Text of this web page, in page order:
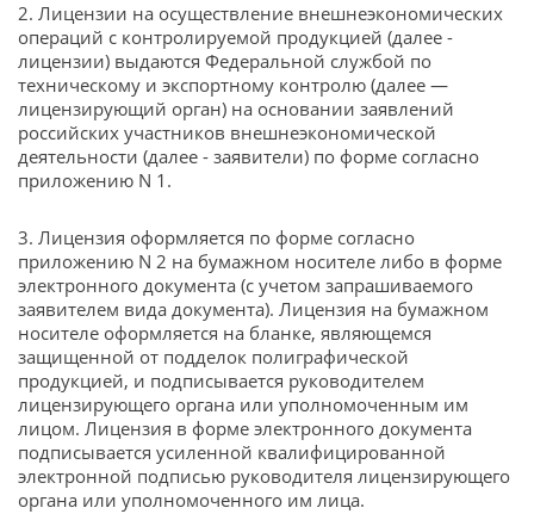
2. Лицензии на осуществление внешнеэкономических
операций с контролируемой продукцией (далее -
лицензии) выдаются Федеральной службой по
техническому и экспортному контролю (далее —
лицензирующий орган) на основании заявлений
российских участников внешнеэкономической
деятельности (далее - заявители) по форме согласно
приложению N 1.
3. Лицензия оформляется по форме согласно
приложению N 2 на бумажном носителе либо в форме
электронного документа (с учетом запрашиваемого
заявителем вида документа). Лицензия на бумажном
носителе оформляется на бланке, являющемся
защищенной от подделок полиграфической
продукцией, и подписывается руководителем
лицензирующего органа или уполномоченным им
лицом. Лицензия в форме электронного документа
подписывается усиленной квалифицированной
электронной подписью руководителя лицензирующего
органа или уполномоченного им лица.